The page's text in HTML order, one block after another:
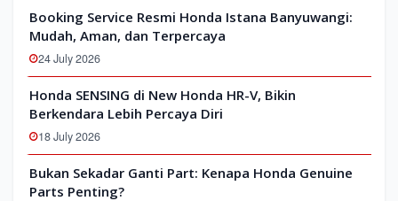
Booking Service Resmi Honda Istana Banyuwangi:
Mudah, Aman, dan Terpercaya
24 July 2026
Honda SENSING di New Honda HR-V, Bikin
Berkendara Lebih Percaya Diri
18 July 2026
Bukan Sekadar Ganti Part: Kenapa Honda Genuine
Parts Penting?